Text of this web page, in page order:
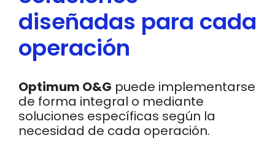
diseñadas para cada
operación
Optimum O&G puede implementarse
de forma integral o mediante
soluciones específicas según la
necesidad de cada operación.